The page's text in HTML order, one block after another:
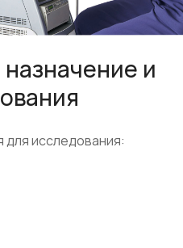
и
исследования: